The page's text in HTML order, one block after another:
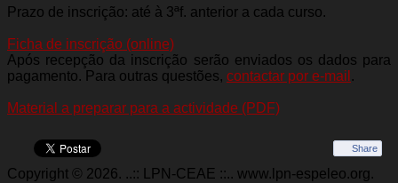
Prazo de inscrição: até à 3ªf. anterior a cada curso.
Ficha de inscrição (online)
Após recepção da inscrição serão enviados os dados para
pagamento. Para outras questões, contactar por e-mail .
Material a preparar para a actividade (PDF)
Share
Copyright © 2026. ..:: LPN-CEAE ::.. www.lpn-espeleo.org.